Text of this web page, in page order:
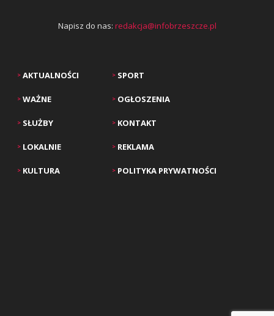
Napisz do nas: redakcja@infobrzeszcze.pl
> AKTUALNOŚCI
> WAŻNE
> SŁUŻBY
> LOKALNIE
> KULTURA
> SPORT
> OGŁOSZENIA
> KONTAKT
> REKLAMA
> POLITYKA PRYWATNOŚCI